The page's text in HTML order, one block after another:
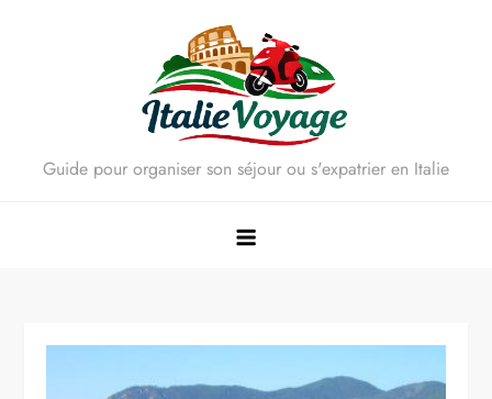
Guide pour organiser son séjour ou s'expatrier en Italie